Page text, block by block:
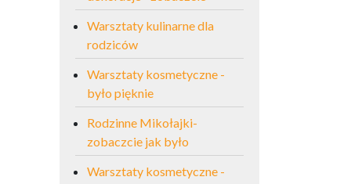
Warsztaty kulinarne dla
rodziców
Warsztaty kosmetyczne -
było pięknie
Rodzinne Mikołajki-
zobaczcie jak było
Warsztaty kosmetyczne -